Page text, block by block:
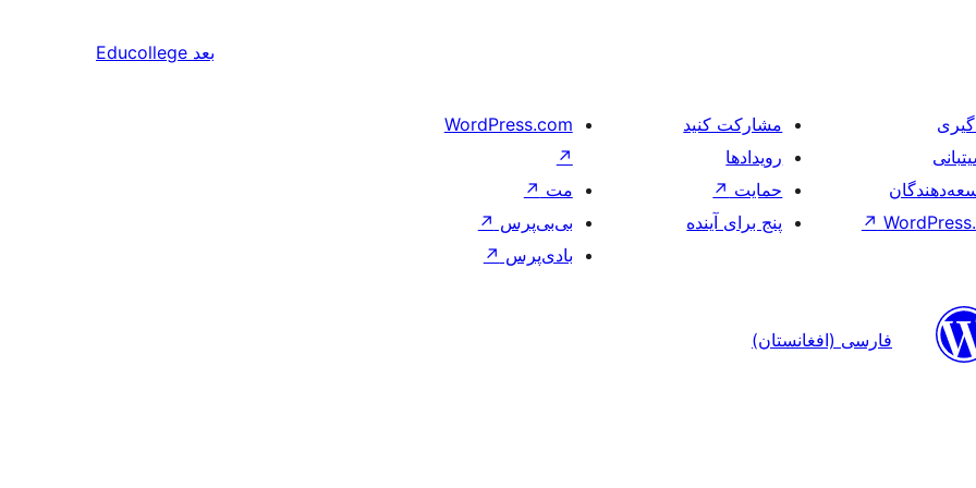
بعد Educollege
↗
مشارکت کنید
رویدادها
حمایت ↗
پنج برای آینده
WordPress.com
↗
مت ↗
بی‌بی‌پرس ↗
بادی‌پرس ↗
فارسی (افغانستان)